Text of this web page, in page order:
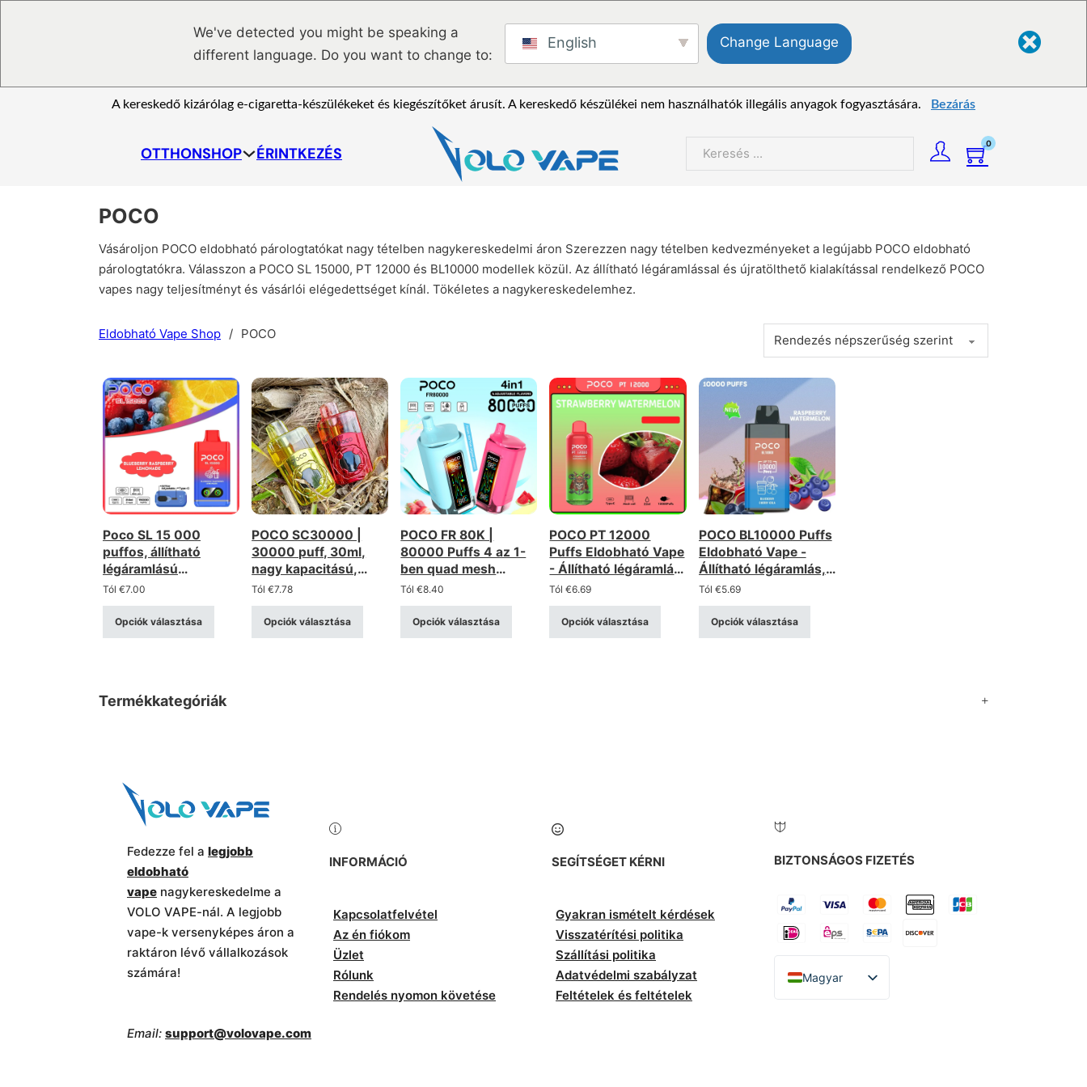
We've detected you might be speaking a
different language. Do you want to change to:
English Change Language
A kereskedő kizárólag e-cigaretta-készülékeket és kiegészítőket árusít. A kereskedő készülékei nem használhatók illegális anyagok fogyasztására. Bezárás
OTTHONSHOP ÉRINTKEZÉS Keresés
0
POCO
Vásároljon POCO eldobható párologtatókat nagy tételben nagykereskedelmi áron Szerezzen nagy tételben kedvezményeket a legújabb POCO eldobható
párologtatókra. Válasszon a POCO SL 15000, PT 12000 és BL10000 modellek közül. Az állítható légáramlással és újratölthető kialakítással rendelkező POCO
vapes nagy teljesítményt és vásárlói elégedettséget kínál. Tökéletes a nagykereskedelemhez.
Eldobható Vape Shop / POCO
Poco SL 15 000
puffos, állítható
légáramlású
eldobható e-cigi –
Type-C-vel tölthető
(0–5% erősség)
Tól €7.00
Opciók választása
POCO SC30000 |
30000 puff, 30ml,
nagy kapacitású,
újratölthető,
ömlesztett eldobható
vape
Tól€7.78
Opciók választása
POCO FR 80K |
80000 Puffs 4 az 1-
ben quad mesh
tekercs újratölthető
eldobható vape
Tól€8.40
Opciók választása
POCO PT 12000
Puffs Eldobható Vape
- Állítható légáramlás,
újratölthető
Tól€6.69
Opciók választása
POCO BL10000 Puffs
Eldobható Vape -
Állítható légáramlás,
újratölthető
Tól €5.69
Opciók választása
Termékkategóriák
Fedezze fel a legjobb
eldobható
vape nagykereskedelme a
VOLO VAPE-nál. A legjobb
vape-k versenyképes áron a
raktáron lévő vállalkozások
számára!
Email: support@volovape.com
INFORMÁCIÓ
Kapcsolatfelvétel
Az én fiókom
Üzlet
Rólunk
Rendelés nyomon követése
SEGÍTSÉGET KÉRNI
Gyakran ismételt kérdések
Visszatérítési politika
Szállítási politika
Adatvédelmi szabályzat
Feltételek és feltételek
BIZTONSÁGOS FIZETÉS
Magyar
English